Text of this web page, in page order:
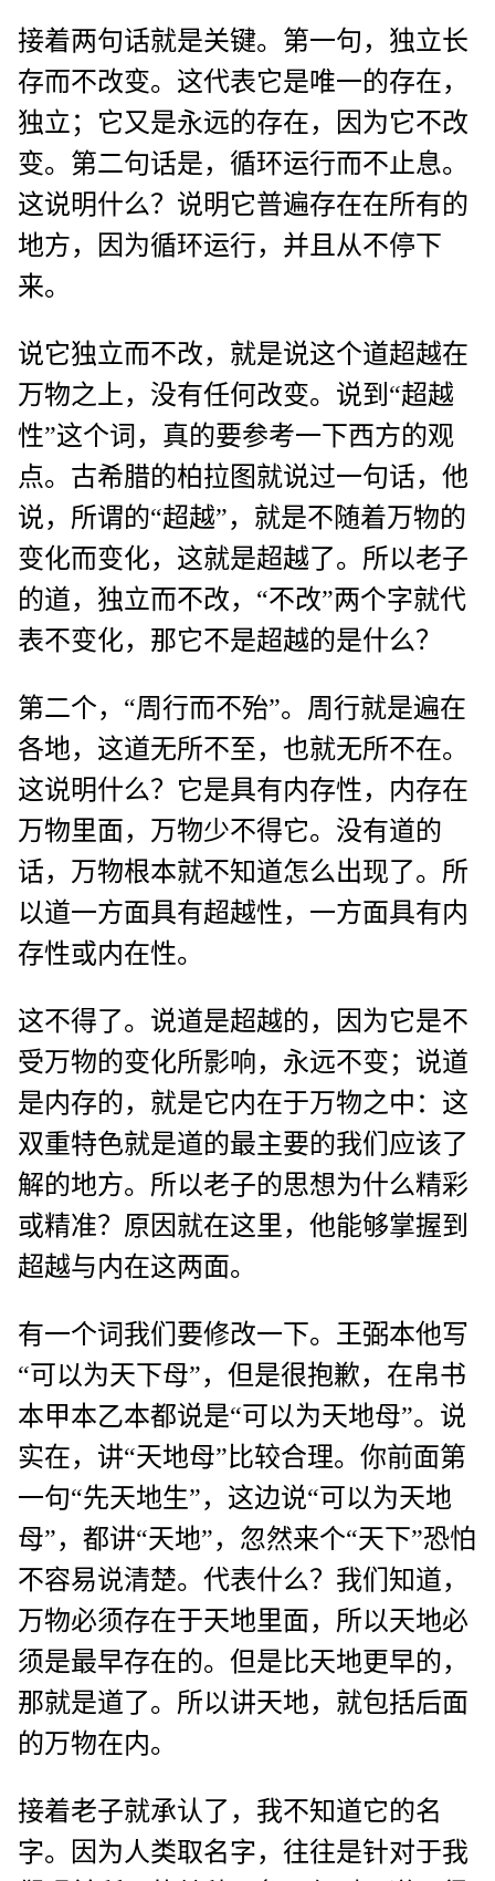
接着两句话就是关键。第一句，独立长
存而不改变。这代表它是唯一的存在，
独立；它又是永远的存在，因为它不改
变。第二句话是，循环运行而不止息。
这说明什么？说明它普遍存在在所有的
地方，因为循环运行，并且从不停下
来。
说它独立而不改，就是说这个道超越在
万物之上，没有任何改变。说到“超越
性”这个词，真的要参考一下西方的观
点。古希腊的柏拉图就说过一句话，他
说，所谓的“超越”，就是不随着万物的
变化而变化，这就是超越了。所以老子
的道，独立而不改，“不改”两个字就代
表不变化，那它不是超越的是什么？
第二个，“周行而不殆”。周行就是遍在
各地，这道无所不至，也就无所不在。
这说明什么？它是具有内存性，内存在
万物里面，万物少不得它。没有道的
话，万物根本就不知道怎么出现了。所
以道一方面具有超越性，一方面具有内
存性或内在性。
这不得了。说道是超越的，因为它是不
受万物的变化所影响，永远不变；说道
是内存的，就是它内在于万物之中：这
双重特色就是道的最主要的我们应该了
解的地方。所以老子的思想为什么精彩
或精准？原因就在这里，他能够掌握到
超越与内在这两面。
有一个词我们要修改一下。王弼本他写
“可以为天下母”，但是很抱歉，在帛书
本甲本乙本都说是“可以为天地母”。说
实在，讲“天地母”比较合理。你前面第
一句“先天地生”，这边说“可以为天地
母”，都讲“天地”，忽然来个“天下”恐怕
不容易说清楚。代表什么？我们知道，
万物必须存在于天地里面，所以天地必
须是最早存在的。但是比天地更早的，
那就是道了。所以讲天地，就包括后面
的万物在内。
接着老子就承认了，我不知道它的名
字。因为人类取名字，往往是针对于我